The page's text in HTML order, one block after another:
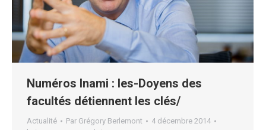
Numéros Inami : les-Doyens des
facultés détiennent les clés/
Actualité Par Grégory Berlemont
4 décembre 2014